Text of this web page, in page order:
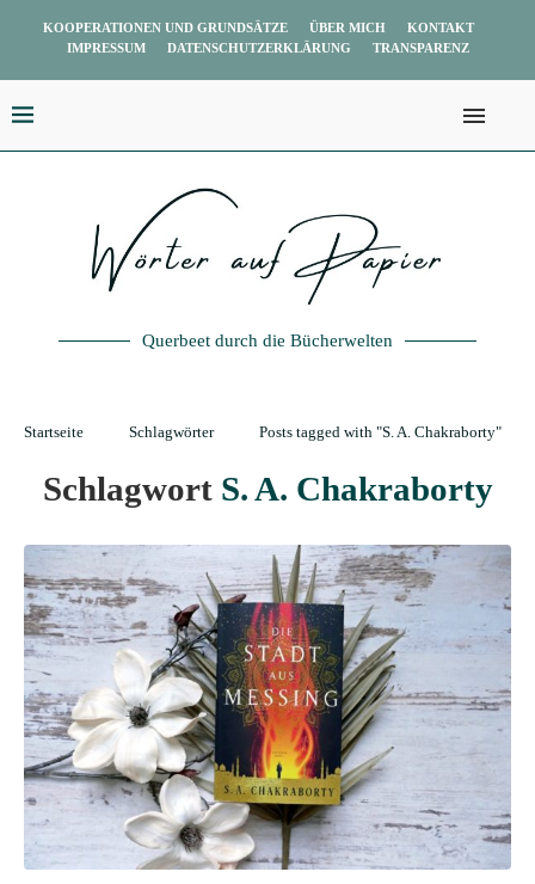
KOOPERATIONEN UND GRUNDSÄTZE ÜBER MICH
KONTAKT
IMPRESSUM
DATENSCHUTZERKLÄRUNG TRANSPARENZ
Querbeet durch die Bücherwelten
Startseite Schlagwörter Posts tagged with "S. A. Chakraborty"
Schlagwort S. A. Chakraborty